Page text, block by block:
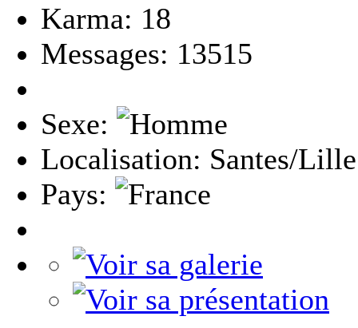
Karma: 18
Messages: 13515
Sexe:
Localisation: Santes/Lille
Pays: